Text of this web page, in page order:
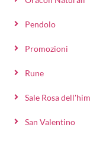
Pendolo
Promozioni
Rune
Sale Rosa
San Valentino